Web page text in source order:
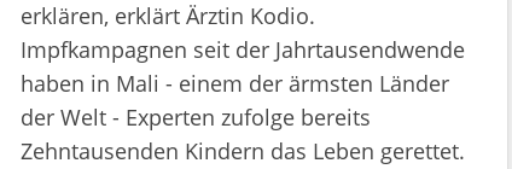
erklären, erklärt Ärztin Kodio.
Impfkampagnen seit der Jahrtausendwende
haben in Mali - einem der ärmsten Länder
der Welt - Experten zufolge bereits
Zehntausenden Kindern das Leben gerettet.